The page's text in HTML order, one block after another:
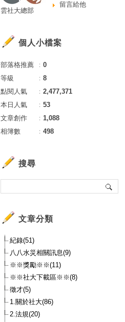
留言給他
雲社大總部
個人小檔案
部落格推薦 ： 0
等級
： 8
點閱人氣
： 2,477,371
本日人氣
： 53
文章創作
： 1,088
相簿數
： 498
搜尋
文章分類
紀錄(51)
八八水災相關訊息(9)
※※獎勵※※(11)
※※社大下載區※※(8)
徵才(5)
1.關於社大(86)
2.法規(20)